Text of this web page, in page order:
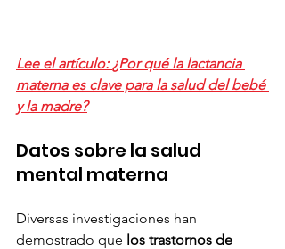
Lee el artículo: ¿Por qué la lactancia
materna es clave para la salud del bebé
y la madre?
Datos sobre la salud
mental materna
Diversas investigaciones han
demostrado que los trastornos de